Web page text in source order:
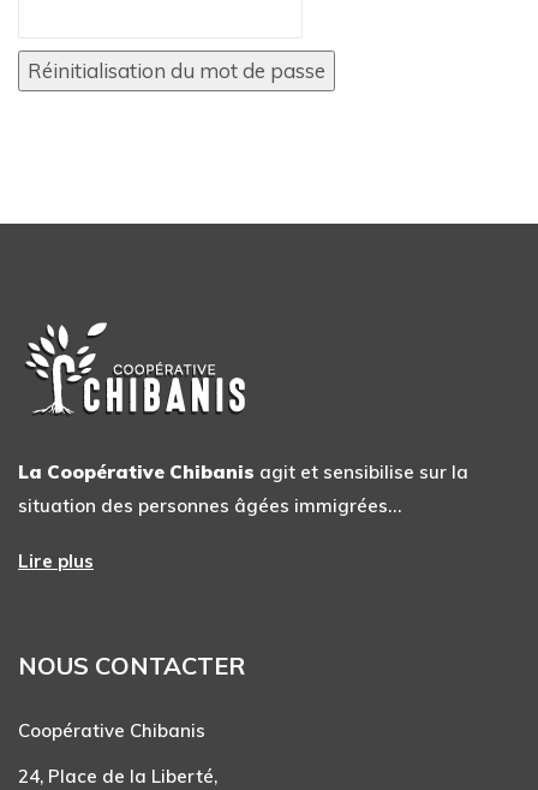
Réinitialisation du mot de passe
La Coopérative Chibanis agit et sensibilise sur la
situation des personnes âgées immigrées…
Lire plus
NOUS CONTACTER
Coopérative Chibanis
24, Place de la Liberté,